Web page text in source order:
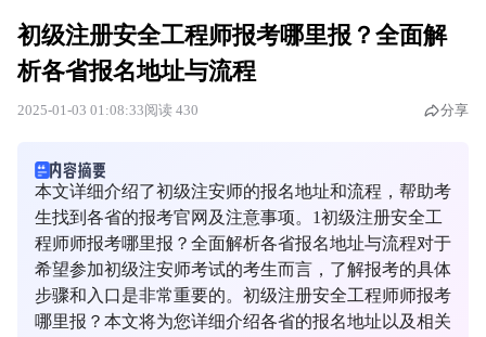
初级注册安全工程师报考哪里报？全面解
析各省报名地址与流程
2025-01-03 01:08:33阅读 430 分享
本文详细介绍了初级注安师的报名地址和流程，帮助考
生找到各省的报考官网及注意事项。1初级注册安全工
程师师报考哪里报？全面解析各省报名地址与流程对于
希望参加初级注安师考试的考生而言，了解报考的具体
步骤和入口是非常重要的。初级注册安全工程师师报考
哪里报？本文将为您详细介绍各省的报名地址以及相关